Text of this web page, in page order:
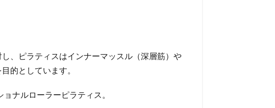
、ピラティスはインナーマッスル（深層筋）や
的としています。
ナルローラーピラティス。